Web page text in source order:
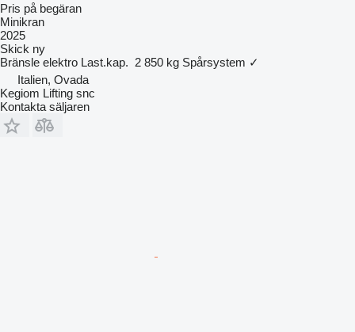
Pris på begäran
Minikran
2025
Skick ny
Bränsle elektro Last.kap. 2 850 kg Spårsystem ✓
Italien, Ovada
Kegiom Lifting snc
Kontakta säljaren